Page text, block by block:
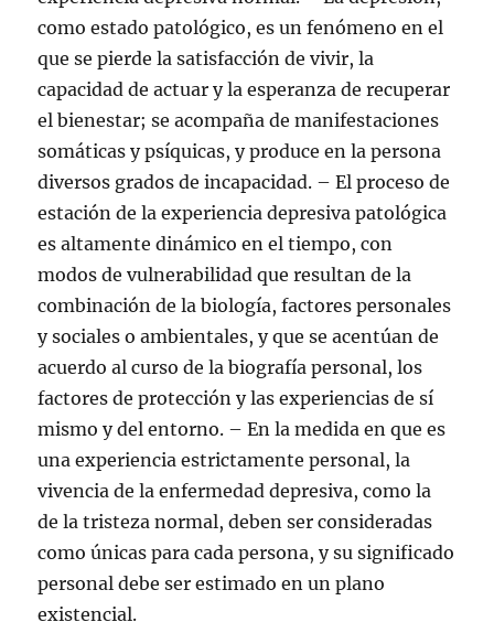
como estado patológico, es un fenómeno en el
que se pierde la satisfacción de vivir, la
capacidad de actuar y la esperanza de recuperar
el bienestar; se acompaña de manifestaciones
somáticas y psíquicas, y produce en la persona
diversos grados de incapacidad. – El proceso de
estación de la experiencia depresiva patológica
es altamente dinámico en el tiempo, con
modos de vulnerabilidad que resultan de la
combinación de la biología, factores personales
y sociales o ambientales, y que se acentúan de
acuerdo al curso de la biografía personal, los
factores de protección y las experiencias de sí
mismo y del entorno. – En la medida en que es
una experiencia estrictamente personal, la
vivencia de la enfermedad depresiva, como la
de la tristeza normal, deben ser consideradas
como únicas para cada persona, y su significado
personal debe ser estimado en un plano
existencial.